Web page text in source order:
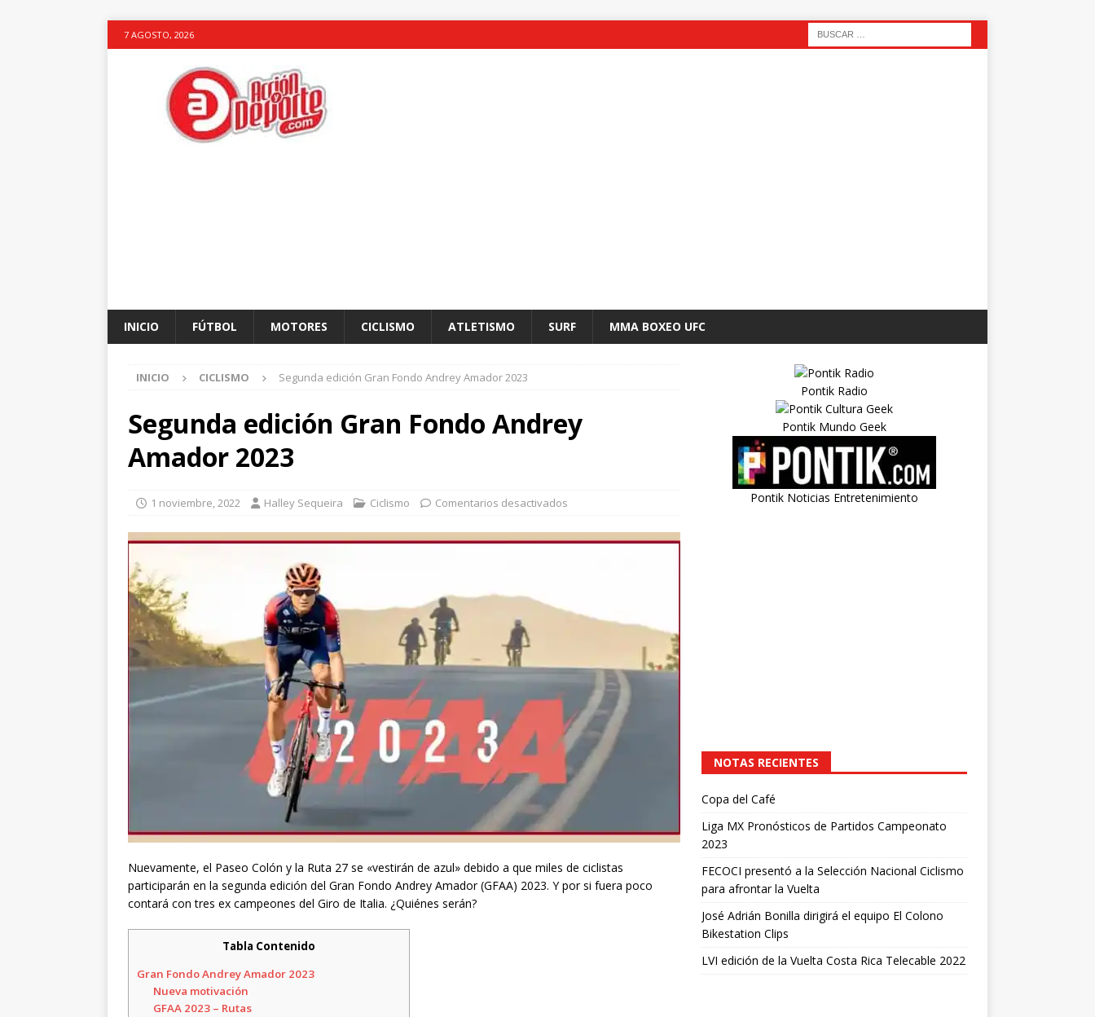
7 AGOSTO, 2026
INICIO FÚTBOL MOTORES CICLISMO ATLETISMO SURF MMA BOXEO UFC
INICIO CICLISMO Segunda edición Gran Fondo Andrey Amador 2023
Segunda edición Gran Fondo Andrey
Amador 2023
1 noviembre, 2022 Halley Sequeira Ciclismo Comentarios desactivados
Nuevamente, el Paseo Colón y la Ruta 27 se «vestirán de azul» debido a que miles de ciclistas
participarán en la segunda edición del Gran Fondo Andrey Amador (GFAA) 2023. Y por si fuera poco
contará con tres ex campeones del Giro de Italia. ¿Quiénes serán?
Tabla Contenido
Gran Fondo Andrey Amador 2023
Nueva motivación
GFAA 2023 – Rutas
Pontik Radio
Pontik Mundo Geek
Pontik Noticias Entretenimiento
NOTAS RECIENTES
Copa del Café
Liga MX Pronósticos de Partidos Campeonato
2023
FECOCI presentó a la Selección Nacional Ciclismo
para afrontar la Vuelta
José Adrián Bonilla dirigirá el equipo El Colono
Bikestation Clips
LVI edición de la Vuelta Costa Rica Telecable 2022